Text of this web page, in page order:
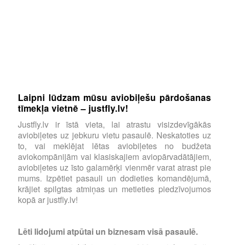
Laipni lūdzam mūsu aviobiļešu pārdošanas
tīmekļa vietnē – justfly.lv!
Justfly.lv ir īstā vieta, lai atrastu visizdevīgākās
aviobiļetes uz jebkuru vietu pasaulē. Neskatoties uz
to, vai meklējat lētas aviobiļetes no budžeta
aviokompānijām vai klasiskajiem aviopārvadātājiem,
aviobiļetes uz īsto galamērķi vienmēr varat atrast pie
mums. Izpētiet pasauli un dodieties komandējumā,
krājiet spilgtas atmiņas un metieties piedzīvojumos
kopā ar justfly.lv!
Lēti lidojumi atpūtai un biznesam visā pasaulē.